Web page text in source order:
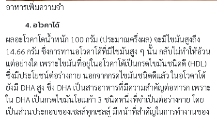
อาหารเพิ่มความจำ
4. อโวคาโด้
ผลอะโวคาโดน้ำหนัก 100 กรัม (ประมาณครึ่งผล) จะมีไขมันสูงถึง
14.66 กรัม ซึ่งการทานอโวคาโด้ที่มีไขมันสูง ๆ นั้น กลับไม่ทำให้อ้วน
แต่อย่างใด เพราะไขมันที่อยู่ในอโวคาโด้เป็นกรดไขมันชนิดดี (HDL)
ซึ่งมีประโยชน์ต่อร่างกาย นอกจากกรดไขมันชนิดดีแล้ว ในอโวคาโด้
ยังมี DHA สูง ซึ่ง DHA เป็นสารอาหารที่มีความสำคัญต่อทารก เพราะ
ใน DHA เป็นกรดไขมันโอเมก้า 3 ชนิดหนึ่งที่จำเป็นต่อร่างกาย โดย
เป็นส่วนประกอบของเซลล์ทุกเซลล์ มีหน้าที่สำคัญในการทำงานของ